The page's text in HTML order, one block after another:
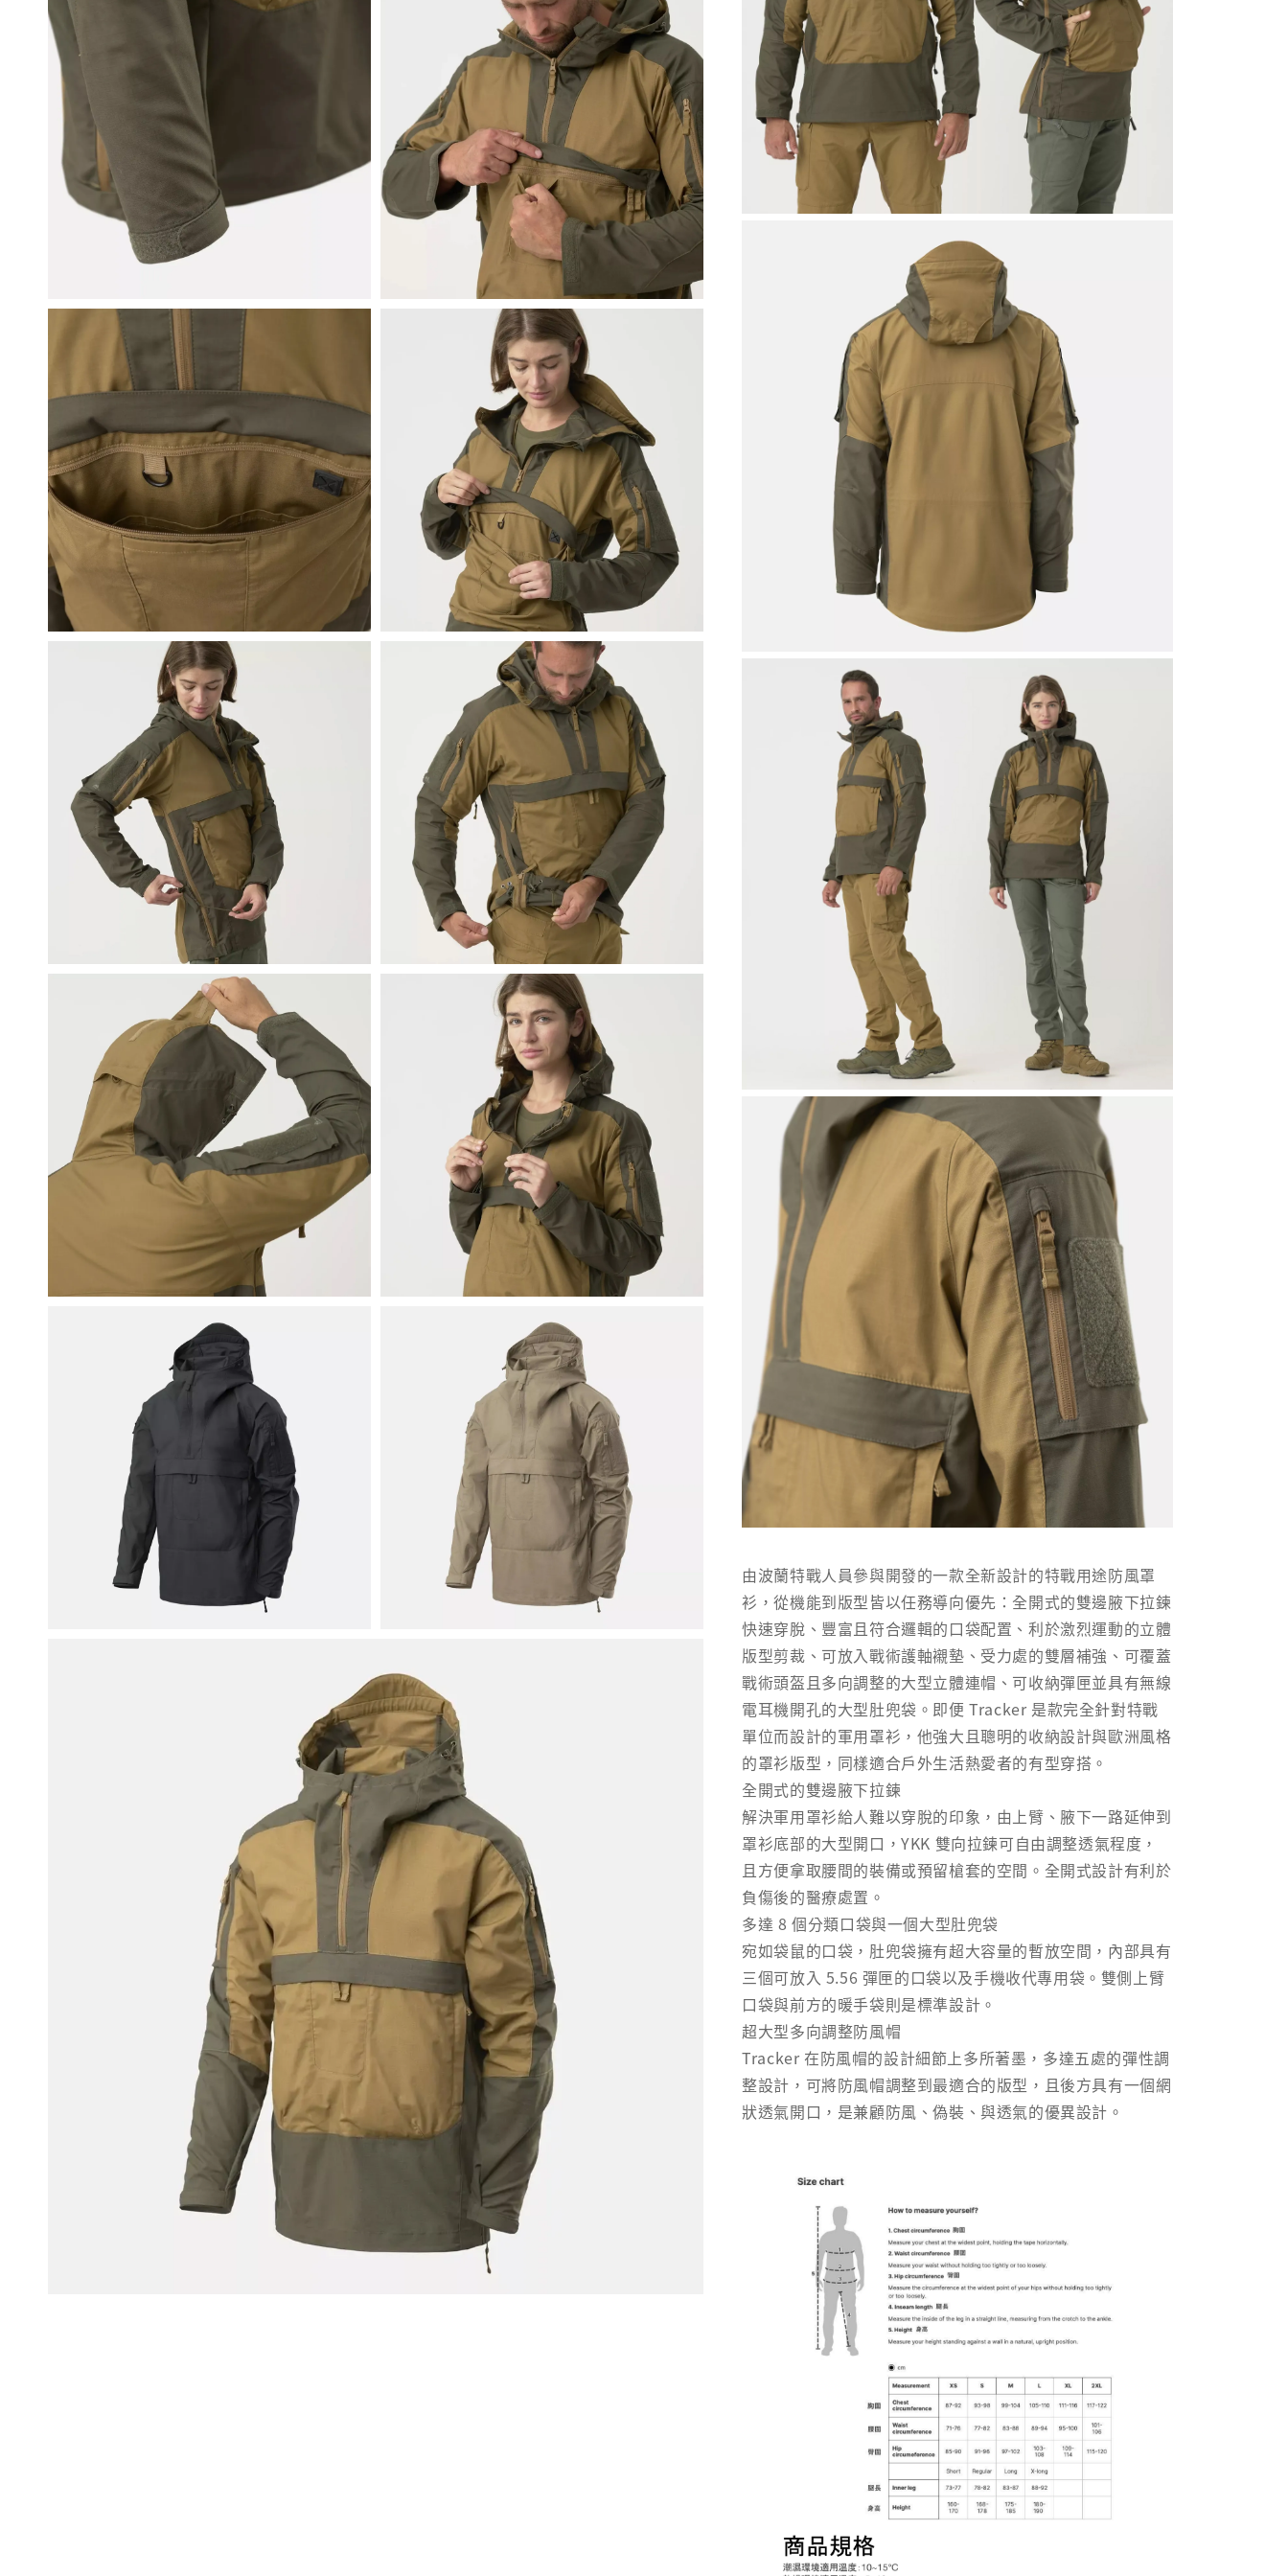
由波蘭特戰人員參與開發的一款全新設計的特戰用途防風罩
衫，從機能到版型皆以任務導向優先：全開式的雙邊腋下拉鍊
快速穿脫、豐富且符合邏輯的口袋配置、利於激烈運動的立體
版型剪裁、可放入戰術護軸襯墊、受力處的雙層補強、可覆蓋
戰術頭盔且多向調整的大型立體連帽、可收納彈匣並具有無線
電耳機開孔的大型肚兜袋。即便 Tracker 是款完全針對特戰
單位而設計的軍用罩衫，他強大且聰明的收納設計與歐洲風格
的罩衫版型，同樣適合戶外生活熱愛者的有型穿搭。
全開式的雙邊腋下拉鍊
解決軍用罩衫給人難以穿脫的印象，由上臂、腋下一路延伸到
罩衫底部的大型開口，YKK 雙向拉鍊可自由調整透氣程度，
且方便拿取腰間的裝備或預留槍套的空間。全開式設計有利於
負傷後的醫療處置。
多達 8 個分類口袋與一個大型肚兜袋
宛如袋鼠的口袋，肚兜袋擁有超大容量的暫放空間，內部具有
三個可放入 5.56 彈匣的口袋以及手機收代專用袋。雙側上臂
口袋與前方的暖手袋則是標準設計。
超大型多向調整防風帽
Tracker 在防風帽的設計細節上多所著墨，多達五處的彈性調
整設計，可將防風帽調整到最適合的版型，且後方具有一個網
狀透氣開口，是兼顧防風、偽裝、與透氣的優異設計。